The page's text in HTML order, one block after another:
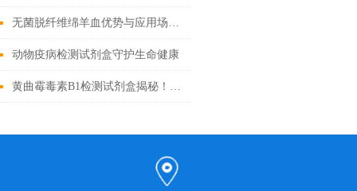
无菌脱纤维绵羊血优势与应用场景汇总
动物疫病检测试剂盒守护生命健康
黄曲霉毒素B1检测试剂盒揭秘！精准锁定隐患